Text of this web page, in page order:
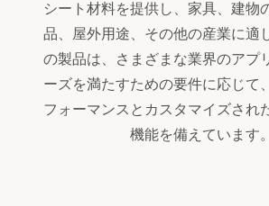
シート材料を提供し、家具、建物
品、屋外用途、その他の産業に適
の製品は、さまざまな業界のアプ
ーズを満たすための要件に応じて
フォーマンスとカスタマイズされ
機能を備えています。